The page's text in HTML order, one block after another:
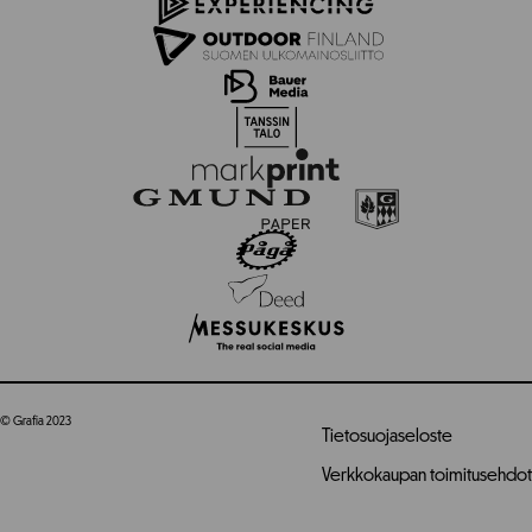
© Grafia 2023
Tietosuojaseloste
Verkkokaupan toimitusehdot